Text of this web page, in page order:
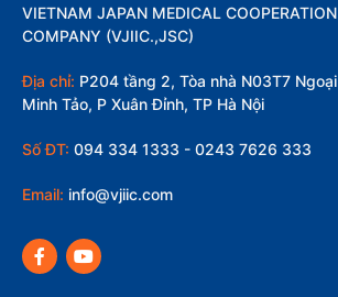
VIETNAM JAPAN MEDICAL
COMPANY (VJIIC.,JSC)
Địa chỉ: P204 tầng 2, Tòa nhà N03T7
Minh Tảo, P Xuân Đỉnh, TP Hà Nội
Số ĐT: 094 334 1333 - 0243 7626 333
Email: info@vjiic.com